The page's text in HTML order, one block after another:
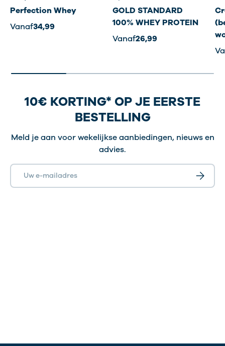
Perfection Whey
Vanaf34,99
GOLD STANDARD
100% WHEY PROTEIN
Vanaf26,99
10€ KORTING* OP JE EERSTE
BESTELLING
Meld je aan voor wekelijkse aanbiedingen, nieuws en
advies.
E-mailadres